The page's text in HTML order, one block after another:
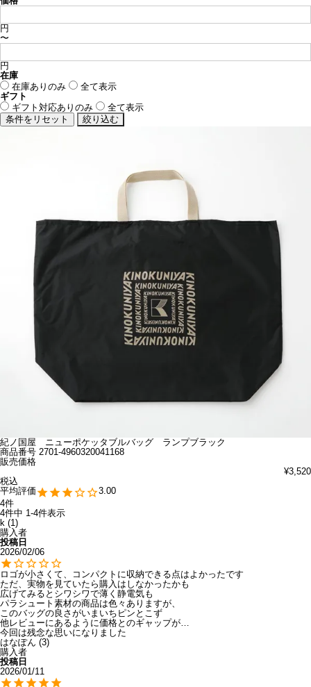
円
〜
円
在庫
在庫ありのみ
全て表示
ギフト
ギフト対応ありのみ
全て表示
紀ノ国屋 ニューポケッタブルバッグ ランプブラック
商品番号 2701-4960320041168
販売価格
¥3,520
税込
3.00
4
4件中 1 -4件表示
k
1
購入者
投稿日
2026/02/06
ロゴが小さくて、コンパクトに収納できる点はよかったです
ただ、実物を見ていたら購入はしなかったかも
広げてみるとシワシワで薄く静電気も
パラシュート素材の商品は色々ありますが、
このバッグの良さがいまいちピンとこず
他レビューにあるように価格とのギャップが…
今回は残念な思いになりました
はなぽん 3
購入者
投稿日
2026/01/11